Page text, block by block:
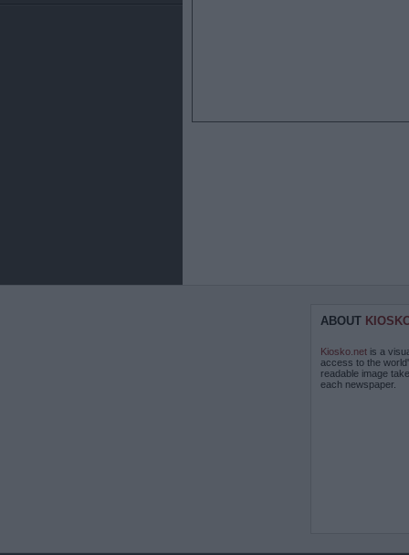
ABOUT
Kiosko.net is a
access to the
readable image
each newspaper.